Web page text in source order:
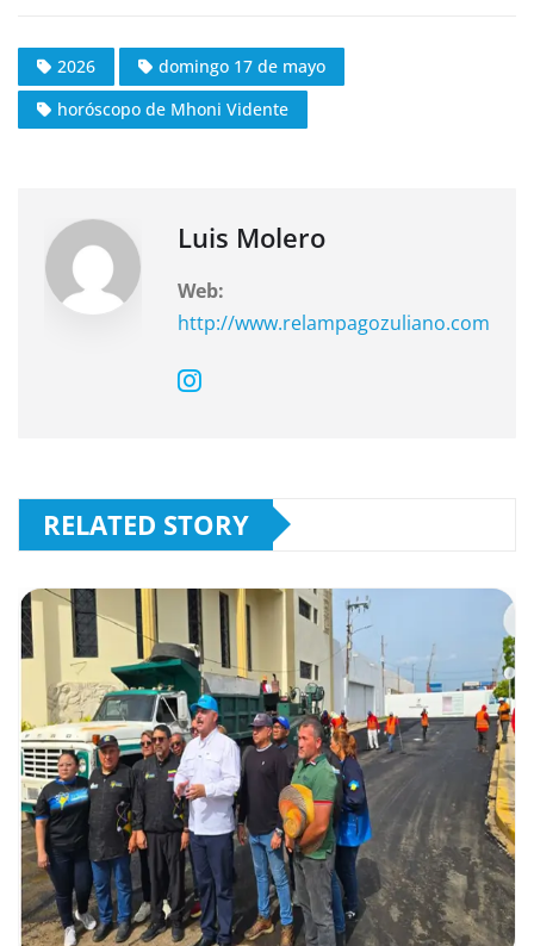
c
e
b
k
at
s
A
e
gr
a
2026
domingo 17 de mayo
horóscopo de Mhoni Vidente
Luis Molero
Web:
http://www.relampagozuliano.com
RELATED STORY